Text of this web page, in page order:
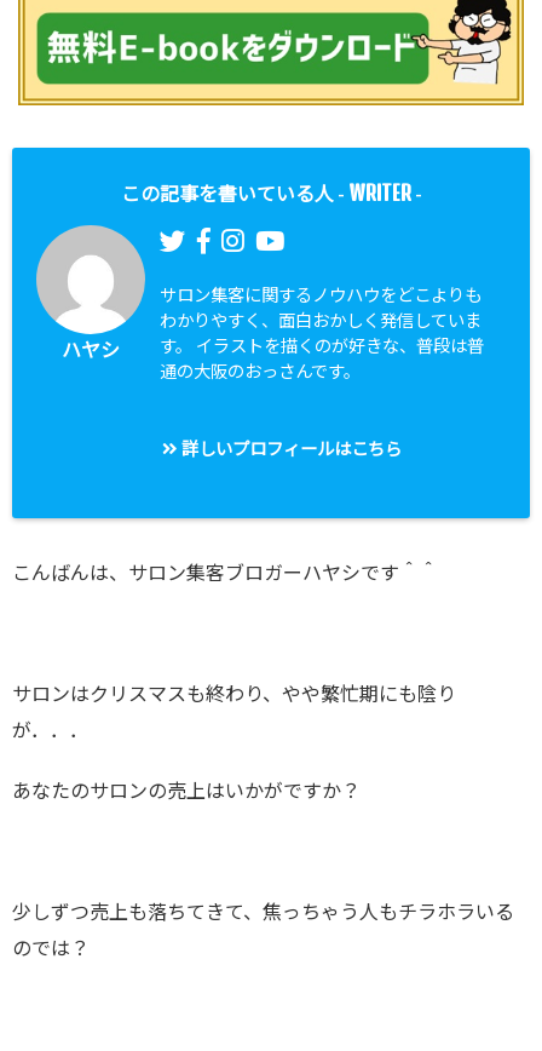
この記事を書いている人 - WRITER-
ハヤシ
サロン集客に関するノウハウをどこよりも
わかりやすく、面白おかしく発信していま
す。 イラストを描くのが好きな、普段は普
通の大阪のおっさんです。
詳しいプロフィールはこちら
こんばんは、サロン集客ブロガーハヤシです＾＾
サロンはクリスマスも終わり、やや繁忙期にも陰り
が．．．
あなたのサロンの売上はいかがですか？
少しずつ売上も落ちてきて、焦っちゃう人もチラホラいる
のでは？